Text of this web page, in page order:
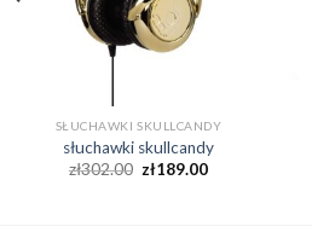
SŁUCHAWKI SKULLCANDY
słuchawki skullcandy
zł302.00 zł189.00